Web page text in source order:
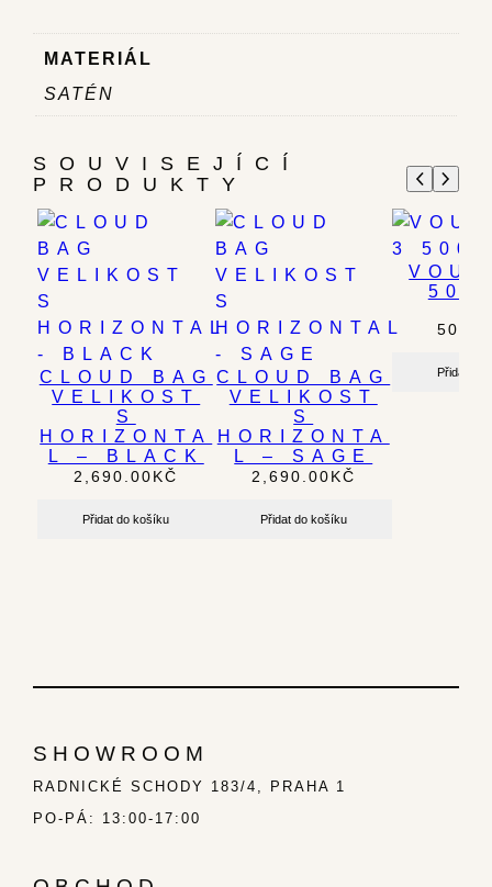
MATERIÁL
SATÉN
SOUVISEJÍCÍ
PRODUKTY
CLOUD BAG
VELIKOST
S
HORIZONTA
L – BLACK
2,690.00KČ
Přidat do košíku
CLOUD BAG
VELIKOST
S
HORIZONTA
L – SAGE
2,690.00KČ
Přidat do košíku
500
Přidat do
SHOWROOM
RADNICKÉ SCHODY 183/4, PRAHA 1
PO-PÁ: 13:00-17:00